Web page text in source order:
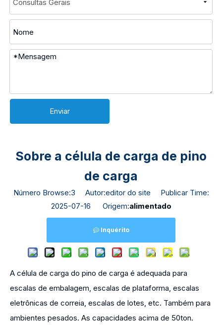
Enviar
Sobre a célula de carga de pino
de carga
Número Browse:3 Autor:editor do site Publicar Time:
2025-07-16 Origem:alimentado
Inquérito
A célula de carga do pino de carga é adequada para
escalas de embalagem, escalas de plataforma, escalas
eletrônicas de correia, escalas de lotes, etc. Também para
ambientes pesados. As capacidades acima de 50ton.